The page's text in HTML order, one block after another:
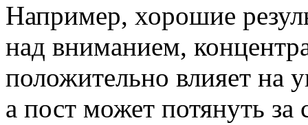
Например, хорошие
над вниманием,
положительно влияет на
а пост может потянуть за